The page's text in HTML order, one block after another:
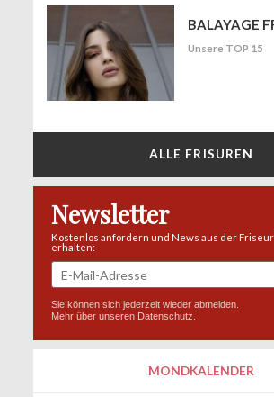
BALAYAGE
Unsere TOP 15
ALLE FRISUREN
Newsletter
Kostenlos anfordern und News aus der
erhalten:
Sie können sich jederzeit wieder abmelden.
Mehr über unseren Datenschutz
MONDKALENDER